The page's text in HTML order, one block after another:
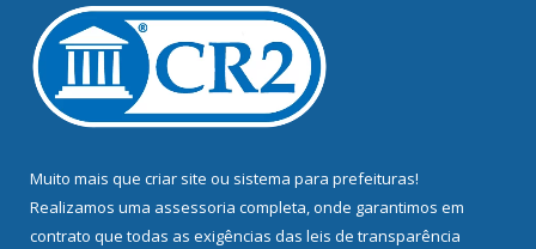
Muito mais que criar site ou sistema para prefeituras!
Realizamos uma assessoria completa, onde garantimos em
contrato que todas as exigências das leis de transparência